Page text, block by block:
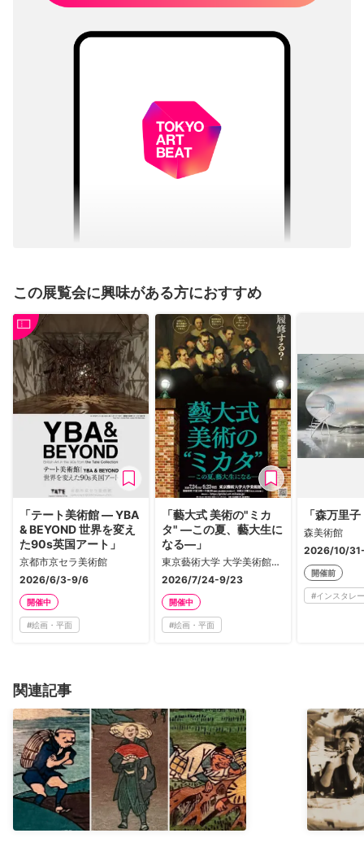
この展覧会に興味がある方におすすめ
「テート美術館 ― YBA
& BEYOND 世界を変え
た90s英国アート」
京都市京セラ美術館
2026/6/3-9/6
開催中
#絵画・平面
「藝大式 美術の"ミカ
タ" ―この夏、藝大生に
なる―」
東京藝術大学 大学美術館・陳列館
2026/7/24-9/23
開催中
#絵画・平面
「森万里
森美術館
2026/10/
開催前
#インスタレ
関連記事